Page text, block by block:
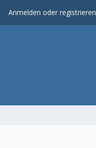
Anmelden oder registrieren